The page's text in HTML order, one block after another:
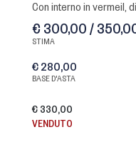
con interno in vermeil,
€ 300,00 /
STIMA
€ 280,00
BASE D'ASTA
€ 330,00
VENDUTO